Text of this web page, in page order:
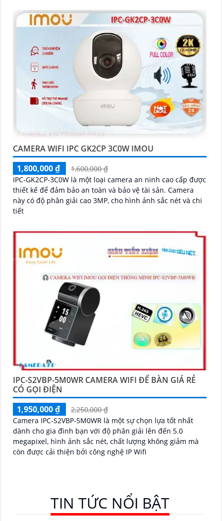
CAMERA WIFI IPC GK2CP 3C0W IMOU
1,800,000 ₫
1,600,000 ₫
IPC-GK2CP-3C0W là một loại camera an ninh cao cấp được
thiết kế để đảm bảo an toàn và bảo vệ tài sản. Camera
này có độ phân giải cao 3MP, cho hình ảnh sắc nét và chi
tiết
IPC-S2VBP-5M0WR CAMERA WIFI ĐỂ BÀN GIÁ RẺ
CÓ GỌI ĐIỆN
1,950,000 ₫
2,250,000 ₫
Camera IPC-S2VBP-5M0WR là một sự chọn lựa tốt nhất
dành cho gia đình bạn với độ phân giải lên đến 5.0
megapixel, hình ảnh sắc nét, chất lượng không giảm mà
còn được cải thiện bởi công nghệ IP Wifi
TIN TỨC NỔI BẬT